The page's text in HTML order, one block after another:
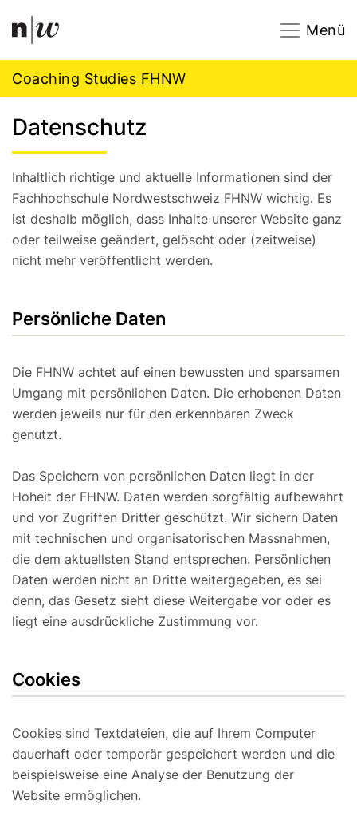
Navigation
Menü
Coaching Studies FHNW
Datenschutz
Inhaltlich richtige und aktuelle Informationen sind der
Fachhochschule Nordwestschweiz FHNW wichtig. Es
ist deshalb möglich, dass Inhalte unserer Website ganz
oder teilweise geändert, gelöscht oder (zeitweise)
nicht mehr veröffentlicht werden.
Persönliche Daten
Die FHNW achtet auf einen bewussten und sparsamen
Umgang mit persönlichen Daten. Die erhobenen Daten
werden jeweils nur für den erkennbaren Zweck
genutzt.
Das Speichern von persönlichen Daten liegt in der
Hoheit der FHNW. Daten werden sorgfältig aufbewahrt
und vor Zugriffen Dritter geschützt. Wir sichern Daten
mit technischen und organisatorischen Massnahmen,
die dem aktuellsten Stand entsprechen. Persönlichen
Daten werden nicht an Dritte weitergegeben, es sei
denn, das Gesetz sieht diese Weitergabe vor oder es
liegt eine ausdrückliche Zustimmung vor.
Cookies
Cookies sind Textdateien, die auf Ihrem Computer
dauerhaft oder temporär gespeichert werden und die
beispielsweise eine Analyse der Benutzung der
Website ermöglichen.
Footer